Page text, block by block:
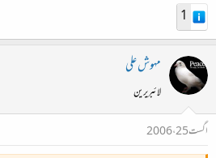
1
مہوش علی
لائبریرین
اگست 25، 2006